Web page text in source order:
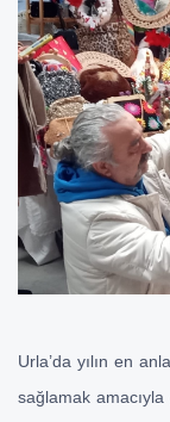
Urla’da yılın en
sağlamak amacıyla